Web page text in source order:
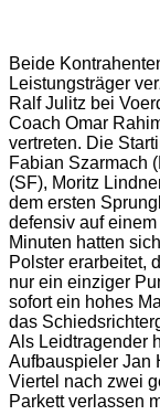
Beide
Leistungsträger
Ralf Julitz bei
Coach Omar
vertreten. Die
Fabian Szarmach
(SF), Moritz
dem ersten
defensiv auf
Minuten hatten
Polster erarbeitet,
nur ein einziger
sofort ein hohes
das
Als Leidtragender
Aufbauspieler Jan
Viertel nach zwei
Parkett verlassen